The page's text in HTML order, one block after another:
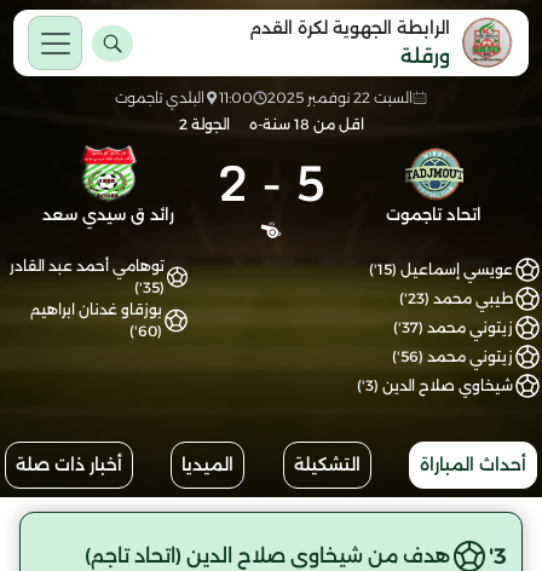
الرابطة الجهوية لكرة القدم
ورقلة
السبت 22 نوفمبر 2025 11:00
البلدي تاجموت
اقل من 18 سنة-ه
الجولة 2
اتحاد تاجموت 5
-
2 رائد ق سيدي سعد
عويسي إسماعيل (15')
طيبي محمد (23')
زيتوني محمد (37')
زيتوني محمد (56')
شيخاوي صلاح الدين (3')
توهامي أحمد عبد القادر
(35')
بوزقاو غدنان ابراهيم
(60')
أحداث المباراة التشكيلة الميديا أخبار ذات صلة
3' هدف من شيخاوي صلاح الدين (اتحاد تاجم)